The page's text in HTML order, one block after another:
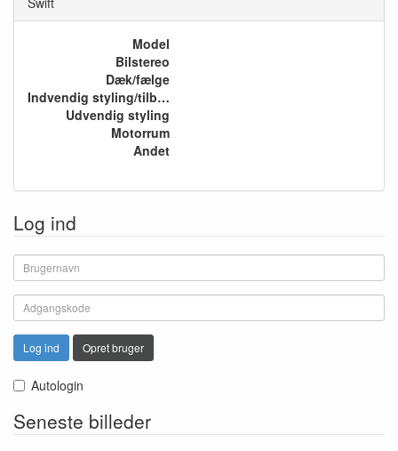
Model
Bilstereo
Dæk/fælge
Indvendig styling/tilbehør
Udvendig styling
Motorrum
Andet
Log ind
Log ind Opret bruger
Autologin
Seneste billeder